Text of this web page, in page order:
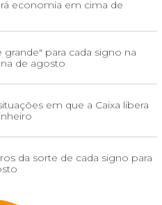
economia em cima de
grande" para cada signo na
de agosto
situações em que a Caixa libera
da sorte de cada signo para